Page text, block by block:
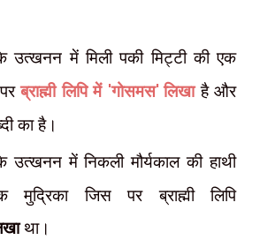
उत्खनन में मिली पकी मिट्टी की एक
ब्राह्मी लिपि में 'गोसमस'लिखाहै और
का है।
उत्खनन में निकली मौर्यकाल की हाथी
जिस पर ब्राह्मी लिपि
था।